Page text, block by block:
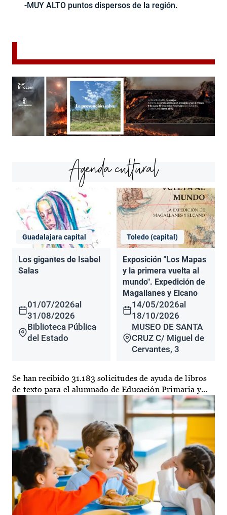
-MUY ALTO puntos dispersos de la región.
Agenda cultural
Guadalajara capital
Los gigantes de Isabel
Salas
01/07/2026al
31/08/2026
Biblioteca Pública
del Estado
Toledo (capital)
Exposición "Los Mapas
y la primera vuelta al
mundo". Expedición de
Magallanes y Elcano
14/05/2026al
18/10/2026
MUSEO DE SANTA
CRUZ C/ Miguel de
Cervantes, 3
Se han recibido 31.183 solicitudes de ayuda de libros
de texto para el alumnado de Educación Primaria y...